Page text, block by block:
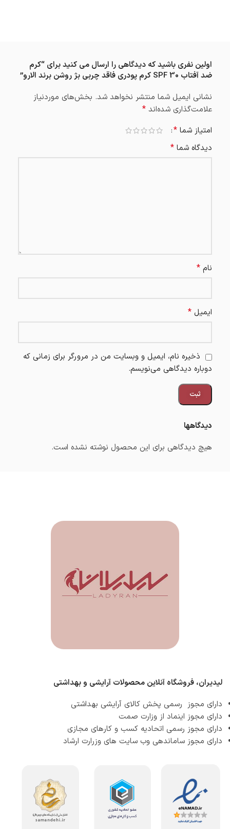
دیدگاهها
هیچ دیدگاهی برای این محصول نوشته نشده است.
اولین نفری باشید که دیدگاهی را ارسال می کنید برای “کرم
ضد آفتاب SPF 30 کرم پودری فاقد چربی بژ روشن برند الارو”
نشانی ایمیل شما منتشر نخواهد شد. بخش‌های موردنیاز
علامت‌گذاری شده‌اند *
امتیاز شما *
دیدگاه شما *
نام *
ایمیل *
ذخیره نام، ایمیل و وبسایت من در مرورگر برای زمانی که
دوباره دیدگاهی می‌نویسم.
لیدیران، فروشگاه آنلاین محصولات آرایشی و بهداشتی
دارای مجوز رسمی پخش کالای آرایشی بهداشتی
دارای مجوز اینماد از وزارت صمت
دارای مجوز رسمی اتحادیه کسب و کارهای مجازی
دارای مجوز ساماندهی وب سایت های وزرارت ارشاد